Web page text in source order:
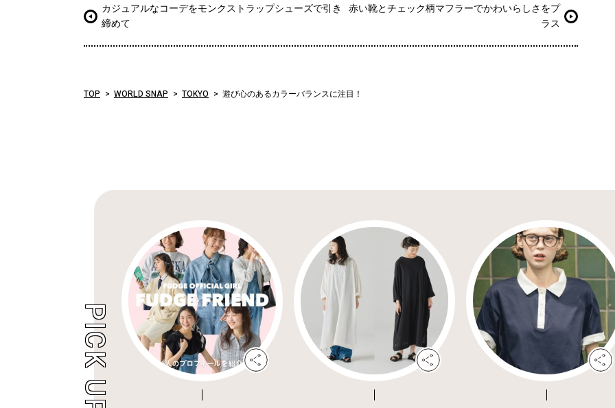
カジュアルなコーデをモンクストラップシューズで引き
締めて
赤い靴とチェック柄マフラーでかわいらしさをプ
ラス
TOP WORLD SNAP TOKYO 遊び心のあるカラーバランスに注目！